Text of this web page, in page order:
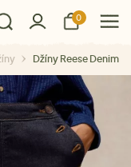
0
Džíny Reese Denim